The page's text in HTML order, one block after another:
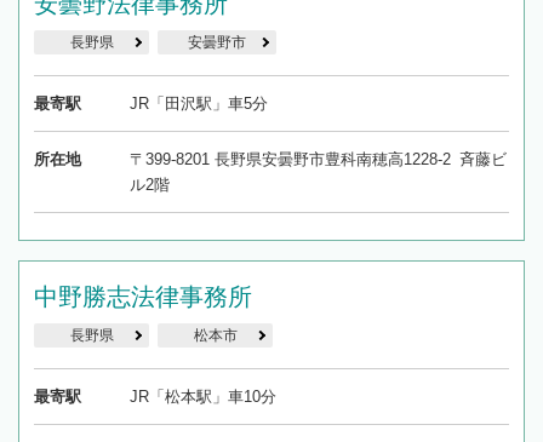
長野県 安曇野市
最寄駅 JR「田沢駅」車5分
所在地
〒399-8201 長野県安曇野市豊科南穂高1228-2 斉藤ビ
ル2階
中野勝志法律事務所
長野県 松本市
最寄駅 JR「松本駅」車10分